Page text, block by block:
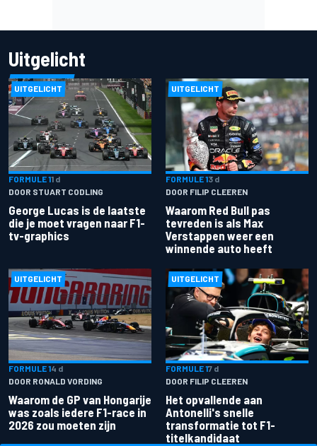
Uitgelicht
UITGELICHT
FORMULE 11 d
DOOR STUART CODLING
George Lucas is de laatste
die je moet vragen naar F1-
tv-graphics
UITGELICHT
FORMULE 13 d
DOOR FILIP CLEEREN
Waarom Red Bull pas
tevreden is als Max
Verstappen weer een
winnende auto heeft
UITGELICHT
FORMULE 14 d
DOOR RONALD VORDING
Waarom de GP van Hongarije
was zoals iedere F1-race in
2026 zou moeten zijn
UITGELICHT
FORMULE 17 d
DOOR FILIP CLEEREN
Het opvallende aan
Antonelli's snelle
transformatie tot F1-
titelkandidaat